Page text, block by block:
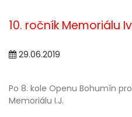
10. ročník Memoriálu
29.06.2019
Po 8. kole Openu Bohumín
Memoriálu I.J.